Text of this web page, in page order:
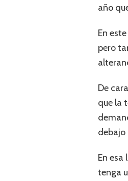
año
En
pero
De
que la
debajo
En
tenga